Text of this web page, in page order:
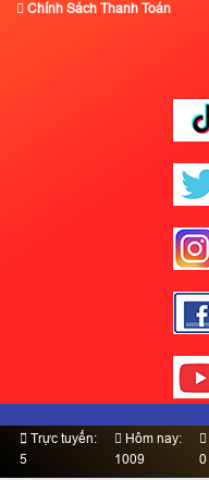
Chính Sách Thanh Toán
Trực tuyến:
5
Hôm nay:
1009
0